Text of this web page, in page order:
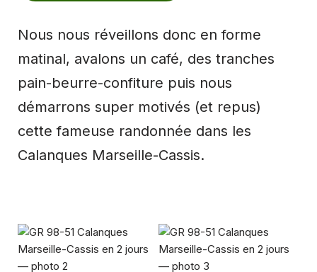
Nous nous réveillons donc en forme
matinal, avalons un café, des tranches
pain-beurre-confiture puis nous
démarrons super motivés (et repus)
cette fameuse randonnée dans les
Calanques Marseille-Cassis.